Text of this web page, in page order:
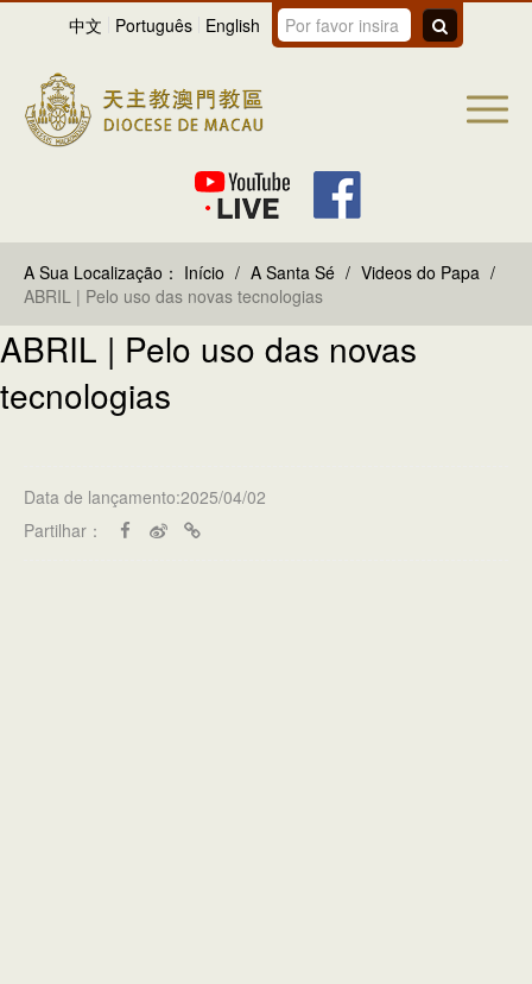
中文 Português English
A Sua Localização： Início / A Santa Sé / Videos do Papa /
ABRIL | Pelo uso das novas tecnologias
ABRIL | Pelo uso das novas
tecnologias
Data de lançamento:2025/04/02
Partilhar：